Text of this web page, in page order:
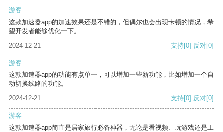
游客
这款加速器app的加速效果还是不错的，但偶尔也会出现卡顿的情况，希
望开发者能够优化一下。
2024-12-21
支持[0] 反对[0]
游客
这款加速器app的功能有点单一，可以增加一些新功能，比如增加一个自
动切换线路的功能。
2024-12-21
支持[0] 反对[0]
游客
这款加速器app简直是居家旅行必备神器，无论是看视频、玩游戏还是工